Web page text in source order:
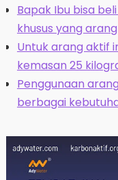
Bapak Ibu bisa
khusus yang
Untuk arang aktif
kemasan 25
Penggunaan
berbagai